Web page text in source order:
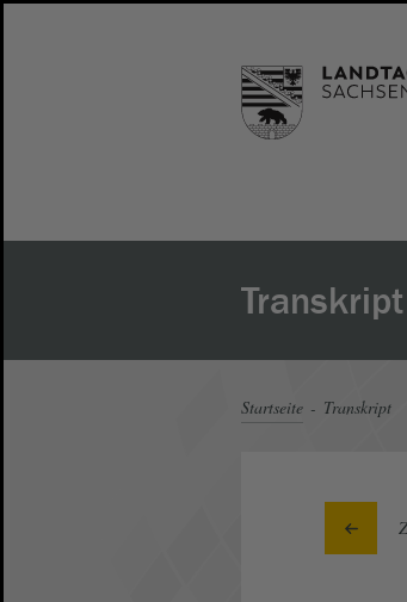
Transkript
Startseite Transkript